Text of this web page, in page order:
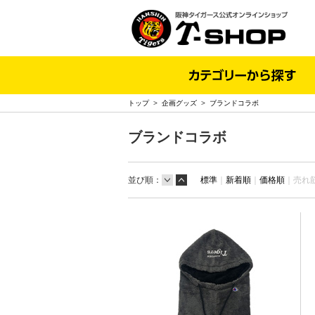
トップ> 企画グッズ > ブランドコラボ
ブランドコラボ
並び順： 標準 ｜ 新着順 ｜ 価格順 ｜ 売れ